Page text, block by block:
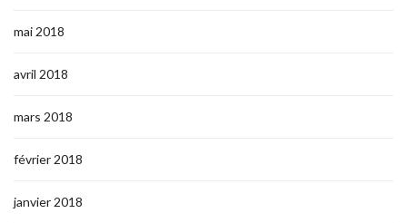
mai 2018
avril 2018
mars 2018
février 2018
janvier 2018